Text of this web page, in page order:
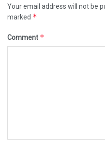
Your email address will not be
marked *
Comment *